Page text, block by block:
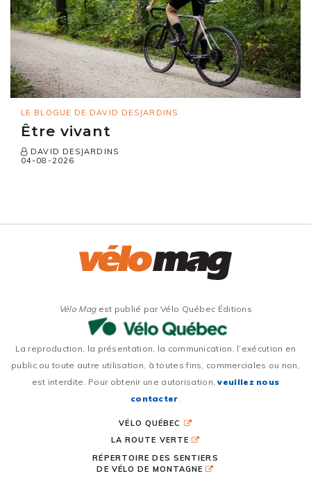
LE BLOGUE DE DAVID DESJARDINS
Être vivant
DAVID DESJARDINS
04-08-2026
Vélo Magest publié par Vélo Québec Éditions
La reproduction, la présentation, la communication, l’exécution en
public ou toute autre utilisation, à toutes fins, commerciales ou non,
est interdite. Pour obtenir une autorisation,veuillez nous
contacter.
VÉLO QUÉBEC
LA ROUTE VERTE
RÉPERTOIRE DES SENTIERS
DE VÉLO DE MONTAGNE